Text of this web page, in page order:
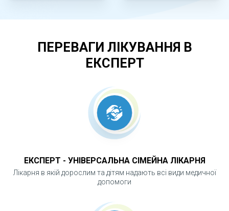
лазерного волокна камінь подрібнюється на
дрібні частини, які видаляються або
проводиться під загальною або спінальною
анестезією. Після втручання пацієнт
перебуває у лікарні під наглядом лікарів, а
відновлення зазвичай швидке.
ЧОМУ ЛАЗЕРНА ЛІТОТРИПСІЯ Є
ВАЖЛИВОЮ?
ПЕРЕВАГИ ЛІКУВАННЯ В
ЕКСПЕРТ
ЕКСПЕРТ - УНІВЕРСАЛЬНА СІМЕЙНА ЛІКАРНЯ
Лікарня в якій дорослим та дітям надають всі види медичної
допомоги